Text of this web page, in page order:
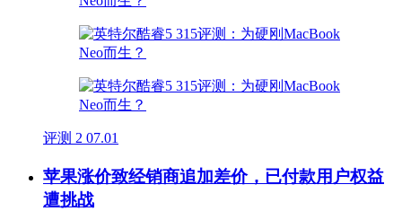
评测 2 07.01
苹果涨价致经销商追加差价，已付款用户权益
遭挑战